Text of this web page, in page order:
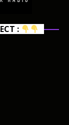
: